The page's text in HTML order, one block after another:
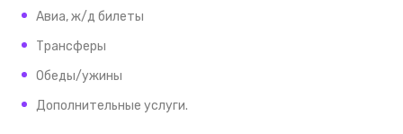
Авиа, ж/д билеты
Трансферы
Обеды/ужины
Дополнительные услуги.